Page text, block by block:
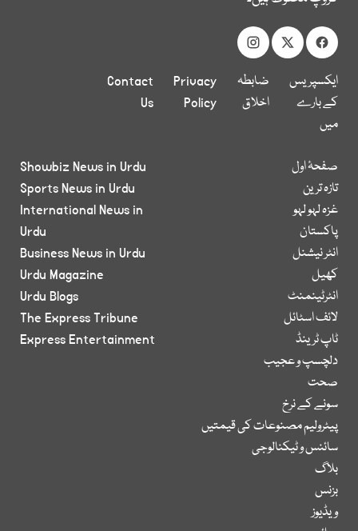
ایکسپریس
کے بارے
میں
ضابطہ
اخلاق
Privacy
Policy
Contact
Us
صفحۂ اول
تازہ ترین
غزہ لہو لہو
پاکستان
انٹر نیشنل
کھیل
انٹرٹینمنٹ
لائف اسٹائل
ٹاپ ٹرینڈ
دلچسپ و عجیب
صحت
سونے کے نرخ
پیٹرولیم مصنوعات کی قیمتیں
سائنس و ٹیکنالوجی
بلاگ
بزنس
ویڈیوز
Showbiz News in Urdu
Sports News in Urdu
International News in
Urdu
Business News in Urdu
Urdu Magazine
Urdu Blogs
The Express Tribune
Express Entertainment